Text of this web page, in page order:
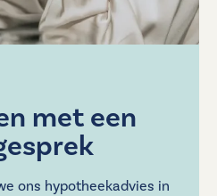
met een
ons hypotheekadvies in